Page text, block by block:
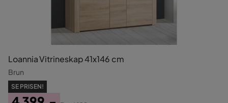
Loannia Vitrineskap 41x146 cm
Brun
SE PRISEN!